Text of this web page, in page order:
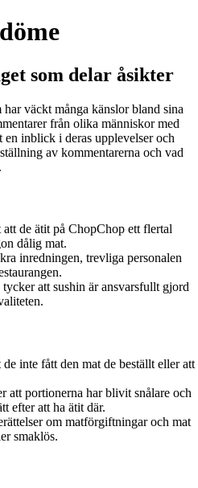
som delar åsikter
väckt många känslor bland sina
från olika människor med
inblick i deras upplevelser och
av kommentarerna och vad
de ätit på ChopChop ett flertal
dålig mat.
inredningen, trevliga personalen
att sushin är ansvarsfullt gjord
inte fått den mat de beställt eller att
att portionerna har blivit snålare och
efter att ha ätit där.
om matförgiftningar och mat
smaklös.